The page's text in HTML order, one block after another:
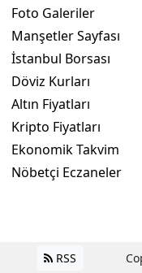
Foto Galeriler
Manşetler Sayfası
İstanbul Borsası
Döviz Kurları
Altın Fiyatları
Kripto Fiyatları
Ekonomik Takvim
Nöbetçi Eczaneler
RSS